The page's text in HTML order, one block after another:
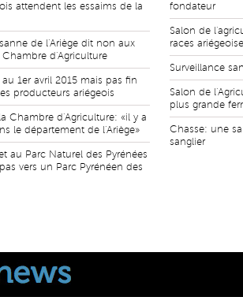
attendent les essaims de la
de l'Ariège dit non aux
d'Agriculture
1er avril 2015 mais pas fin
producteurs ariégeois
Chambre d'Agriculture: «il y a
le département de l'Ariège»
au Parc Naturel des Pyrénées
vers un Parc Pyrénéen des
fondateur
Salon de
races
Surveillance
Salon de
plus grande
Chasse: une
sanglier